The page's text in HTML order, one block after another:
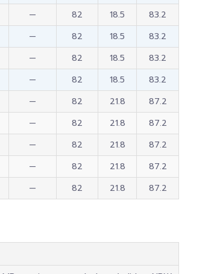
— 82 18.5
83.2
— 82 18.5
83.2
— 82 18.5
83.2
— 82 18.5 83.2
— 82 21.8
87.2
— 82 21.8
87.2
— 82 21.8
87.2
— 82 21.8
87.2
— 82 21.8 87.2